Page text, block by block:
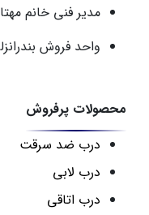
مدیر فنی خانم
واحد فروش
محصولات پرفروش
درب ضد سرقت
درب لابی
درب اتاقی